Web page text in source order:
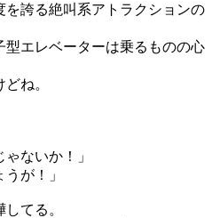
を誇る絶叫系アトラクションの
エレベーターは乗るものの心
ね。
ないか！」
が！」
てる。